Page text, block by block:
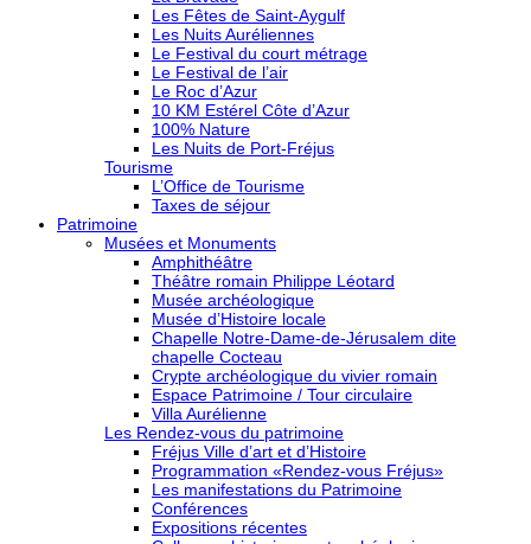
Les Fêtes de Saint-Aygulf
Les Nuits Auréliennes
Le Festival du court métrage
Le Festival de l’air
Le Roc d’Azur
10 KM Estérel Côte d’Azur
100% Nature
Les Nuits de Port-Fréjus
Tourisme
L’Office de Tourisme
Taxes de séjour
Patrimoine
Musées et Monuments
Amphithéâtre
Théâtre romain Philippe Léotard
Musée archéologique
Musée d’Histoire locale
Chapelle Notre-Dame-de-Jérusalem dite
chapelle Cocteau
Crypte archéologique du vivier romain
Espace Patrimoine / Tour circulaire
Villa Aurélienne
Les Rendez-vous du patrimoine
Fréjus Ville d’art et d’Histoire
Programmation «Rendez-vous Fréjus»
Les manifestations du Patrimoine
Conférences
Expositions récentes